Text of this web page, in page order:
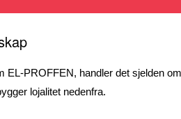
EL-PROFFEN, handler det sjelden
lojalitet nedenfra.